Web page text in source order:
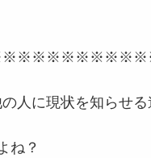
人に現状を知らせる
ね？